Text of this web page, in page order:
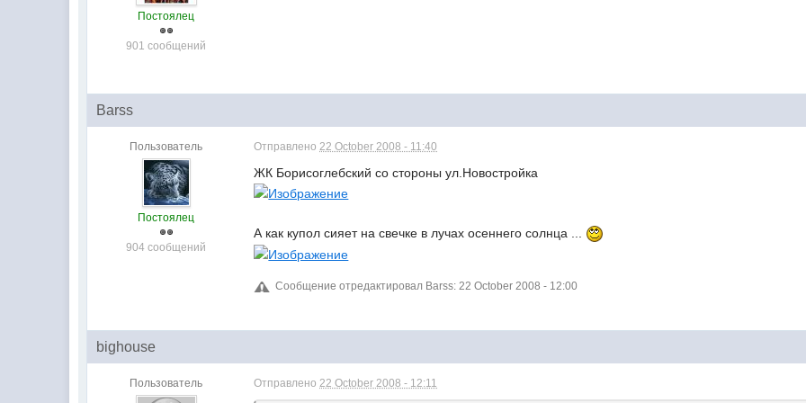
Постоялец
901 сообщений
Barss
Пользователь
Постоялец
904 сообщений
Отправлено 22 October 2008 - 11:40
ЖК Борисоглебский со стороны ул.Новостройка
А как купол сияет на свечке в лучах осеннего солнца ...
Сообщение отредактировал Barss: 22 October 2008 - 12:00
bighouse
Пользователь Отправлено 22 October 2008 - 12:11